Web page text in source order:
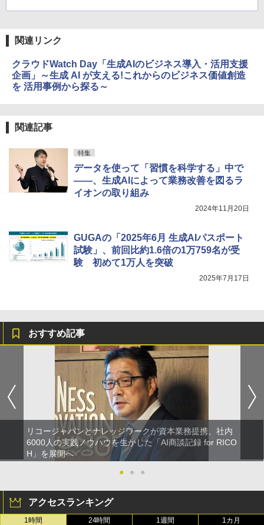
関連リンク
クラウドWatch Day「生成AIのビジネス導入・活用支援
企画」～生成 AI が支える!これからのビジネス価値創造
を 活用事例から探る～
関連記事
特集
データを使って「習慣を科学する」中で
――、生成AIによって業務改善を図るラ
イオンの取り組み
2024年11月20日
GUGAの「2025年6月 生成AIパスポート
試験」、前回比約1.6倍の1万759名が受
験 初めて1万人を突破
2025年7月17日
おすすめ記事
リコージャパンとナレッジワークが資本業務提携、社内
6000人の実践ノウハウを生かした「AI商談記録 for RICO
H」を展開へ
●
● ●
アクセスランキング
1時間 24時間 1週間 1カ月